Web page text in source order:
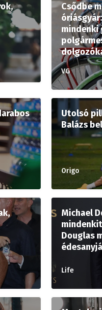
Csődbe
VG
Utolsó
Balázs
Origo
Michael
Douglas
Life